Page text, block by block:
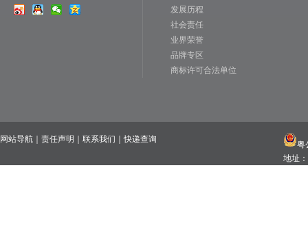
发展历程
社会责任
业界荣誉
品牌专区
商标许可合法单位
网站导航 责任声明 联系我们 ｜快递查询
粤
地址